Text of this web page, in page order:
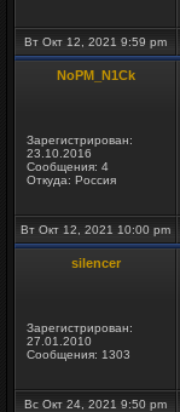
Вт Окт 12, 2021 9:59 pm
NoPM_N1Ck
Зарегистрирован:
23.10.2016
Сообщения: 4
Откуда: Россия
Вт Окт 12, 2021 10:00 pm
silencer
Зарегистрирован:
27.01.2010
Сообщения: 1303
Вс Окт 24, 2021 9:50 pm